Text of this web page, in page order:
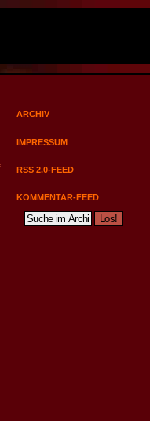
ARCHIV
IMPRESSUM
RSS 2.0-FEED
KOMMENTAR-FEED